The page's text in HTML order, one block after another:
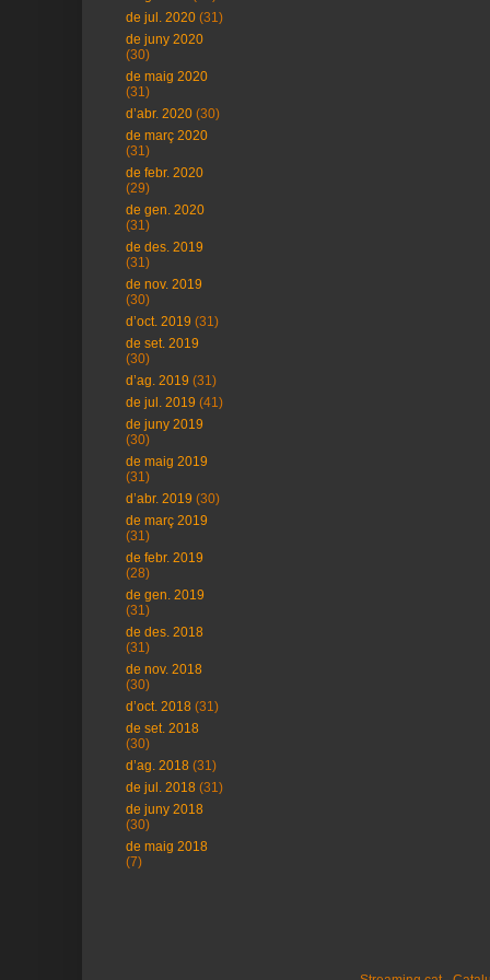
de jul. 2020 (31)
de juny 2020
(30)
de maig 2020
(31)
d’abr. 2020 (30)
de març 2020
(31)
de febr. 2020
(29)
de gen. 2020
(31)
de des. 2019
(31)
de nov. 2019
(30)
d’oct. 2019 (31)
de set. 2019
(30)
d’ag. 2019 (31)
de jul. 2019 (41)
de juny 2019
(30)
de maig 2019
(31)
d’abr. 2019 (30)
de març 2019
(31)
de febr. 2019
(28)
de gen. 2019
(31)
de des. 2018
(31)
de nov. 2018
(30)
d’oct. 2018 (31)
de set. 2018
(30)
d’ag. 2018 (31)
de jul. 2018 (31)
de juny 2018
(30)
de maig 2018
(7)